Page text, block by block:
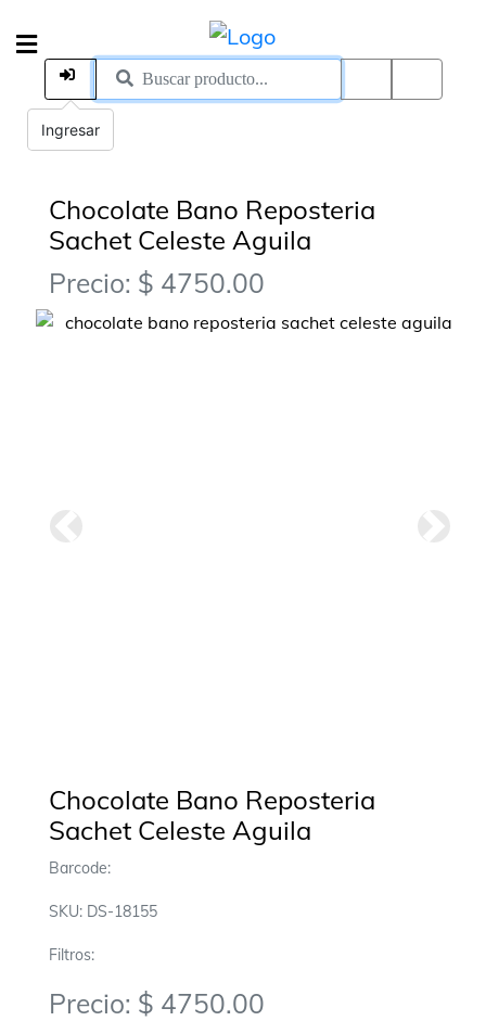
Chocolate Bano Reposteria
Sachet Celeste Aguila
Precio: $ 4750.00
Chocolate Bano Reposteria
Sachet Celeste Aguila
Barcode:
SKU: DS-18155
Filtros:
Precio: $ 4750.00
Ingresar